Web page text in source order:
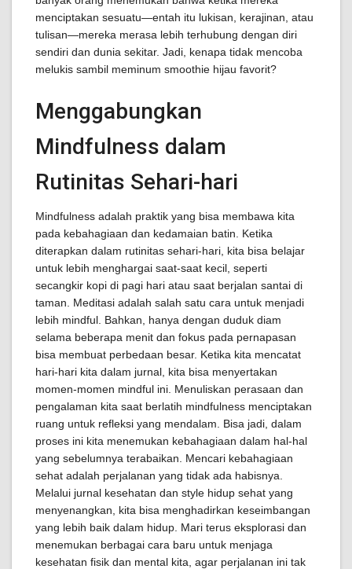
menciptakan sesuatu—entah itu lukisan, kerajinan, atau
tulisan—mereka merasa lebih terhubung dengan diri
sendiri dan dunia sekitar. Jadi, kenapa tidak mencoba
melukis sambil meminum smoothie hijau favorit?
Menggabungkan
Mindfulness dalam
Rutinitas Sehari-hari
Mindfulness adalah praktik yang bisa membawa kita
pada kebahagiaan dan kedamaian batin. Ketika
diterapkan dalam rutinitas sehari-hari, kita bisa belajar
untuk lebih menghargai saat-saat kecil, seperti
secangkir kopi di pagi hari atau saat berjalan santai di
taman. Meditasi adalah salah satu cara untuk menjadi
lebih mindful. Bahkan, hanya dengan duduk diam
selama beberapa menit dan fokus pada pernapasan
bisa membuat perbedaan besar. Ketika kita mencatat
hari-hari kita dalam jurnal, kita bisa menyertakan
momen-momen mindful ini. Menuliskan perasaan dan
pengalaman kita saat berlatih mindfulness menciptakan
ruang untuk refleksi yang mendalam. Bisa jadi, dalam
proses ini kita menemukan kebahagiaan dalam hal-hal
yang sebelumnya terabaikan. Mencari kebahagiaan
sehat adalah perjalanan yang tidak ada habisnya.
Melalui jurnal kesehatan dan style hidup sehat yang
menyenangkan, kita bisa menghadirkan keseimbangan
yang lebih baik dalam hidup. Mari terus eksplorasi dan
menemukan berbagai cara baru untuk menjaga
kesehatan fisik dan mental kita, agar perjalanan ini tak